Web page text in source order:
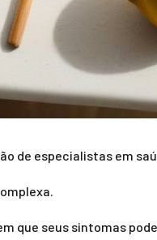
de especialistas em
que seus sintomas